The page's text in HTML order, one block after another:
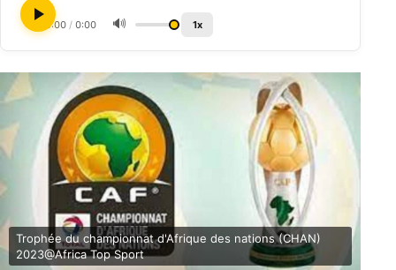
0:00 / 0:00 🔊 1x
Trophée du championnat d'Afrique des nations (CHAN)
2023@Africa Top Sport